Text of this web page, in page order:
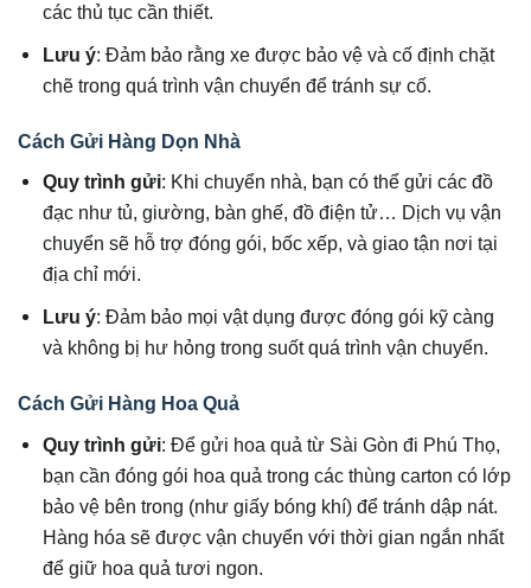
các thủ tục cần thiết.
Lưu ý: Đảm bảo rằng xe được bảo vệ và cố định chặt
chẽ trong quá trình vận chuyển để tránh sự cố.
Cách Gửi Hàng Dọn Nhà
Quy trình gửi: Khi chuyển nhà, bạn có thể gửi các đồ
đạc như tủ, giường, bàn ghế, đồ điện tử… Dịch vụ vận
chuyển sẽ hỗ trợ đóng gói, bốc xếp, và giao tận nơi tại
địa chỉ mới.
Lưu ý: Đảm bảo mọi vật dụng được đóng gói kỹ càng
và không bị hư hỏng trong suốt quá trình vận chuyển.
Cách Gửi Hàng Hoa Quả
Quy trình gửi: Để gửi hoa quả từ Sài Gòn đi Phú Thọ,
bạn cần đóng gói hoa quả trong các thùng carton có lớp
bảo vệ bên trong (như giấy bóng khí) để tránh dập nát.
Hàng hóa sẽ được vận chuyển với thời gian ngắn nhất
để giữ hoa quả tươi ngon.